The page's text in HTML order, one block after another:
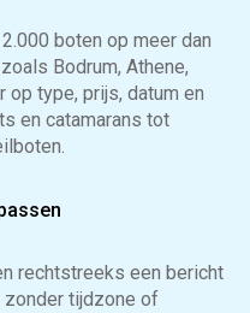
boten op meer dan
Bodrum, Athene,
op type, prijs, datum en
en catamarans tot
rechtstreeks een bericht
tijdzone of